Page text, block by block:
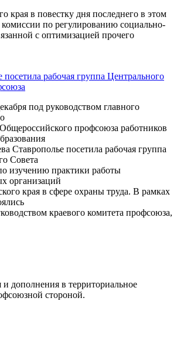
в повестку дня последнего в этом
комиссии по регулированию социально-
с оптимизацией прочего
посетила рабочая группа Центрального
под руководством главного
профсоюза работников
Ставрополье посетила рабочая группа
Совета
изучению практики работы
организаций
края в сфере охраны труда. В рамках
краевого комитета профсоюза,
дополнения в территориальное
стороной.